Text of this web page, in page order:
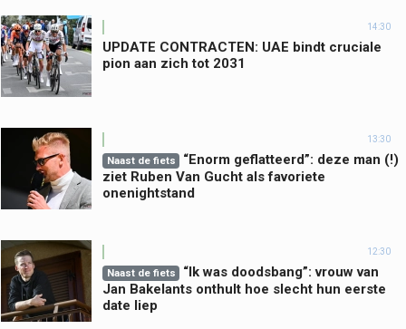
14:30
UPDATE CONTRACTEN: UAE bindt cruciale
pion aan zich tot 2031
13:30
Naast de fiets
“Enorm geflatteerd”: deze man (!)
ziet Ruben Van Gucht als favoriete
onenightstand
12:30
Naast de fiets
“Ik was doodsbang”: vrouw van
Jan Bakelants onthult hoe slecht hun eerste
date liep